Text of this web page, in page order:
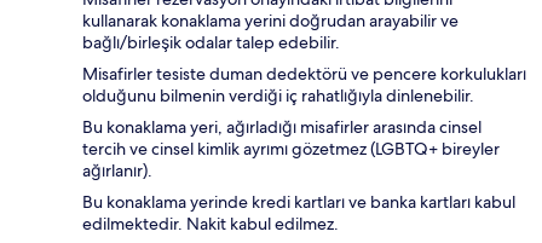
kullanarak konaklama yerini doğrudan arayabilir ve
bağlı/birleşik odalar talep edebilir.
Misafirler tesiste duman dedektörü ve pencere korkulukları
olduğunu bilmenin verdiği iç rahatlığıyla dinlenebilir.
Bu konaklama yeri, ağırladığı misafirler arasında cinsel
tercih ve cinsel kimlik ayrımı gözetmez (LGBTQ+ bireyler
ağırlanır).
Bu konaklama yerinde kredi kartları ve banka kartları kabul
edilmektedir. Nakit kabul edilmez.